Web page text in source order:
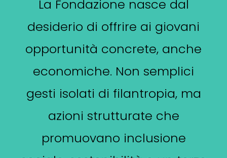
La Fondazione nasce dal
desiderio di offrire ai giovani
opportunità concrete, anche
economiche. Non semplici
gesti isolati di filantropia, ma
azioni strutturate che
promuovano inclusione